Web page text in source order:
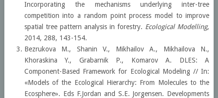
Incorporating the mechanisms underlying inter-tree
competition into a random point process model to improve
spatial tree pattern analysis in forestry. Ecological Modelling,
2014, 288, 143-154.
Bezrukova M., Shanin V., Mikhailov A., Mikhailova N.,
Khoraskina Y., Grabarnik P., Komarov A. DLES: A
Component-Based Framework for Ecological Modeling // In:
«Models of the Ecological Hierarchy: From Molecules to the
Ecosphere». Eds F.Jordan and S.E. Jorgensen. Developments